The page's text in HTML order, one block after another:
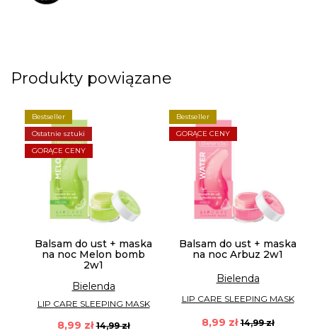
Produkty powiązane
Bestseller
Ostatnie sztuki
GORĄCE CENY
Balsam do ust + maska
na noc Melon bomb
2w1
Bielenda
LIP CARE SLEEPING MASK
8,99 zł 14,99 zł
Bestseller
GORĄCE CENY
Balsam do ust + maska
na noc Arbuz 2w1
Bielenda
LIP CARE SLEEPING MASK
8,99 zł 14,99 zł